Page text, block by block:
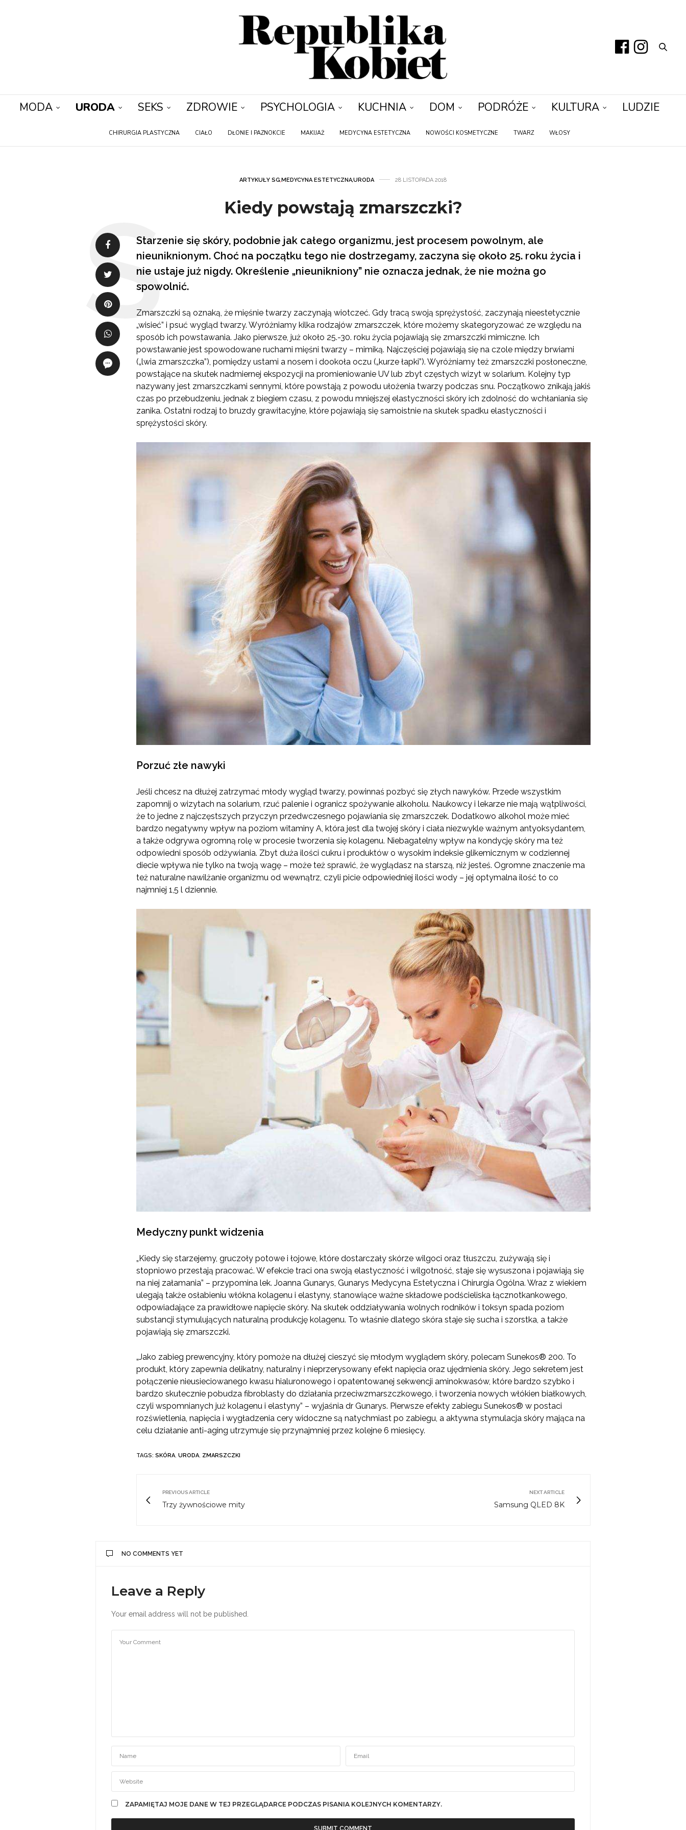
MODA URODA SEKS ZDROWIE PSYCHOLOGIA KUCHNIA DOM PODRÓŻE KULTURA LUDZIE
CHIRURGIA PLASTYCZNA CIAŁO DŁONIE I PAZNOKCIE MAKIJAŻ MEDYCYNA ESTETYCZNA NOWOŚCI KOSMETYCZNE TWARZ WŁOSY
ARTYKUŁY SG,MEDYCYNA ESTETYCZNA,URODA 28 LISTOPADA 2018
Kiedy powstają zmarszczki?
Starzenie się skóry, podobnie jak całego organizmu, jest procesem powolnym, ale
nieuniknionym. Choć na początku tego nie dostrzegamy, zaczyna się około 25. roku życia i
nie ustaje już nigdy. Określenie „nieunikniony” nie oznacza jednak, że nie można go
spowolnić.
Zmarszczki są oznaką, że mięśnie twarzy zaczynają wiotczeć. Gdy tracą swoją sprężystość, zaczynają nieestetycznie
„wisieć” i psuć wygląd twarzy. Wyróżniamy kilka rodzajów zmarszczek, które możemy skategoryzować ze względu na
sposób ich powstawania. Jako pierwsze, już około 25.-30. roku życia pojawiają się zmarszczki mimiczne. Ich
powstawanie jest spowodowane ruchami mięśni twarzy – mimiką. Najczęściej pojawiają się na czole między brwiami
(„lwia zmarszczka”), pomiędzy ustami a nosem i dookoła oczu („kurze łapki”). Wyróżniamy też zmarszczki posłoneczne,
powstające na skutek nadmiernej ekspozycji na promieniowanie UV lub zbyt częstych wizyt w solarium. Kolejny typ
nazywany jest zmarszczkami sennymi, które powstają z powodu ułożenia twarzy podczas snu. Początkowo znikają jakiś
czas po przebudzeniu, jednak z biegiem czasu, z powodu mniejszej elastyczności skóry ich zdolność do wchłaniania się
zanika. Ostatni rodzaj to bruzdy grawitacyjne, które pojawiają się samoistnie na skutek spadku elastyczności i
sprężystości skóry.
Porzuć złe nawyki
Jeśli chcesz na dłużej zatrzymać młody wygląd twarzy, powinnaś pozbyć się złych nawyków. Przede wszystkim
zapomnij o wizytach na solarium, rzuć palenie i ogranicz spożywanie alkoholu. Naukowcy i lekarze nie mają wątpliwości,
że to jedne z najczęstszych przyczyn przedwczesnego pojawiania się zmarszczek. Dodatkowo alkohol może mieć
bardzo negatywny wpływ na poziom witaminy A, która jest dla twojej skóry i ciała niezwykle ważnym antyoksydantem,
a także odgrywa ogromną rolę w procesie tworzenia się kolagenu. Niebagatelny wpływ na kondycję skóry ma też
odpowiedni sposób odżywiania. Zbyt duża ilości cukru i produktów o wysokim indeksie glikemicznym w codziennej
diecie wpływa nie tylko na twoją wagę – może też sprawić, że wyglądasz na starszą, niż jesteś. Ogromne znaczenie ma
też naturalne nawilżanie organizmu od wewnątrz, czyli picie odpowiedniej ilości wody – jej optymalna ilość to co
najmniej 1,5 l dziennie.
Medyczny punkt widzenia
„Kiedy się starzejemy, gruczoły potowe i łojowe, które dostarczały skórze wilgoci oraz tłuszczu, zużywają się i
stopniowo przestają pracować. W efekcie traci ona swoją elastyczność i wilgotność, staje się wysuszona i pojawiają się
na niej załamania” – przypomina lek. Joanna Gunarys, Gunarys Medycyna Estetyczna i Chirurgia Ogólna. Wraz z wiekiem
ulegają także osłabieniu włókna kolagenu i elastyny, stanowiące ważne składowe podścieliska łącznotkankowego,
odpowiadające za prawidłowe napięcie skóry. Na skutek oddziaływania wolnych rodników i toksyn spada poziom
substancji stymulujących naturalną produkcję kolagenu. To właśnie dlatego skóra staje się sucha i szorstka, a także
pojawiają się zmarszczki.
„Jako zabieg prewencyjny, który pomoże na dłużej cieszyć się młodym wyglądem skóry, polecam Sunekos® 200. To
produkt, który zapewnia delikatny, naturalny i nieprzerysowany efekt napięcia oraz ujędrnienia skóry. Jego sekretem jest
połączenie nieusieciowanego kwasu hialuronowego i opatentowanej sekwencji aminokwasów, które bardzo szybko i
bardzo skutecznie pobudza fibroblasty do działania przeciwzmarszczkowego, i tworzenia nowych włókien białkowych,
czyli wspomnianych już kolagenu i elastyny” – wyjaśnia dr Gunarys. Pierwsze efekty zabiegu Sunekos® w postaci
rozświetlenia, napięcia i wygładzenia cery widoczne są natychmiast po zabiegu, a aktywna stymulacja skóry mająca na
celu działanie anti-aging utrzymuje się przynajmniej przez kolejne 6 miesięcy.
TAGS: SKÓRA, URODA, ZMARSZCZKI
PREVIOUS ARTICLE
Trzy żywnościowe mity
NEXT ARTICLE
Samsung QLED 8K
NO COMMENTS YET
Leave a Reply
Your email address will not be published.
ZAPAMIĘTAJ MOJE DANE W TEJ PRZEGLĄDARCE PODCZAS PISANIA KOLEJNYCH KOMENTARZY.